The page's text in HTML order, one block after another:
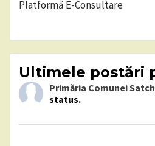
Platformă E-Consultare
Ultimele postări
Primăria Comunei
status.